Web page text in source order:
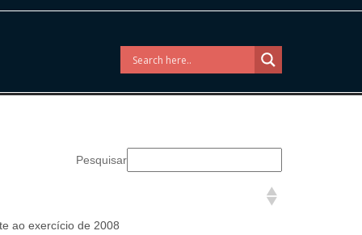
Pesquisar
ao exercício de 2008